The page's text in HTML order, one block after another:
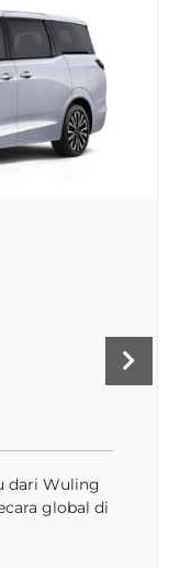
dari Wuling
global di